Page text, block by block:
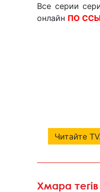
Все серии
онлайн ПО
Читайте
Хмара тегів